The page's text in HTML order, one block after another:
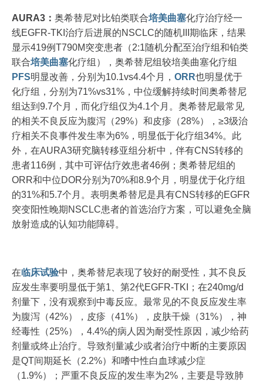
AURA3： 奥希替尼对比铂类联合培美曲塞化疗治疗经一
线EGFR-TKI治疗后进展的NSCLC的随机III期临床，结果
显示419例T790M突变患者（2:1随机分配至治疗组和铂类
联合培美曲塞化疗组），奥希替尼组较培美曲塞化疗组
PFS明显改善，分别为10.1vs4.4个月， ORR也明显优于
化疗组，分别为71%vs31%，中位缓解持续时间奥希替尼
组达到9.7个月，而化疗组仅为4.1个月。奥希替尼最常见
的相关不良反应为腹泻（29%）和皮疹（28%），≥3级治
疗相关不良事件发生率为6%，明显低于化疗组34%。此
外，在AURA3研究脑转移亚组分析中，伴有CNS转移的
患者116例，其中可评估疗效患者46例；奥希替尼组的
ORR和中位DOR分别为70%和8.9个月，明显优于化疗组
的31%和5.7个月。表明奥希替尼是具有CNS转移的EGFR
突变阳性晚期NSCLC患者的首选治疗方案，可以避免全脑
放射造成的认知功能障碍。
在临床试验中，奥希替尼表现了较好的耐受性，其不良反
应发生率要明显低于第1、第2代EGFR-TKI；在240mg/d
剂量下，没有观察到中毒反应。最常见的不良反应发生率
为腹泻（42%），皮疹（41%），皮肤干燥（31%），神
经毒性（25%），4.4%的病人因为耐受性原因，减少给药
剂量或终止治疗。导致剂量减少或者治疗中断的主要原因
是QT间期延长（2.2%）和嗜中性白血球减少症
（1.9%）；严重不良反应的发生率为2%，主要是导致肺